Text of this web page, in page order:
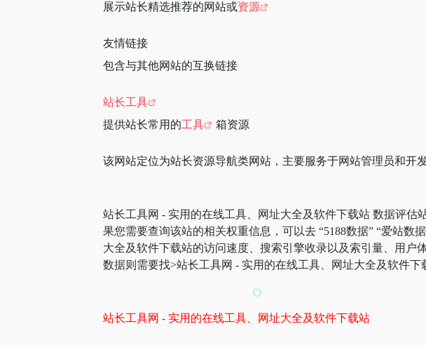
展示站长精选推荐的网站或资源
友情链接‌
包含与其他网站的互换链接
站长工具
提供站长常用的工具 箱资源
该网站定位为站长资源导航类网站，主要服务于网站管理员和开
站长工具网 - 实用的在线工具、网址大全及软件下载站 数据评
果您需要查询该站的相关权重信息，可以去 “5188数据” “爱站数
大全及软件下载站的访问速度、搜索引擎收录以及索引量、用
数据则需要找>站长工具网 - 实用的在线工具、网址大全及软件
站长工具网 - 实用的在线工具、网址大全及软件下载站